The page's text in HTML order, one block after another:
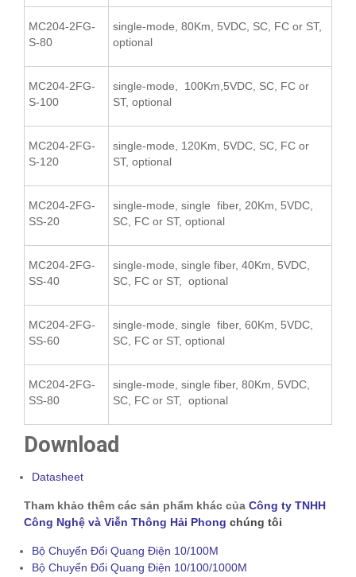
MC204-2FG-
S-80
single-mode, 80Km, 5VDC, SC, FC or ST,
optional
MC204-2FG-
S-100
single-mode, 100Km,5VDC, SC, FC or
ST, optional
MC204-2FG-
S-120
single-mode, 120Km, 5VDC, SC, FC or
ST, optional
MC204-2FG-
SS-20
single-mode, single fiber, 20Km, 5VDC,
SC, FC or ST, optional
MC204-2FG-
SS-40
single-mode, single fiber, 40Km, 5VDC,
SC, FC or ST, optional
MC204-2FG-
SS-60
single-mode, single fiber, 60Km, 5VDC,
SC, FC or ST, optional
MC204-2FG-
SS-80
single-mode, single fiber, 80Km, 5VDC,
SC, FC or ST, optional
Download
Datasheet
Tham khảo thêm các sản phẩm khác của Công ty TNHH
Công Nghệ và Viễn Thông Hải Phong chúng tôi
Bộ Chuyển Đổi Quang Điện 10/100M
Bộ Chuyển Đổi Quang Điện 10/100/1000M